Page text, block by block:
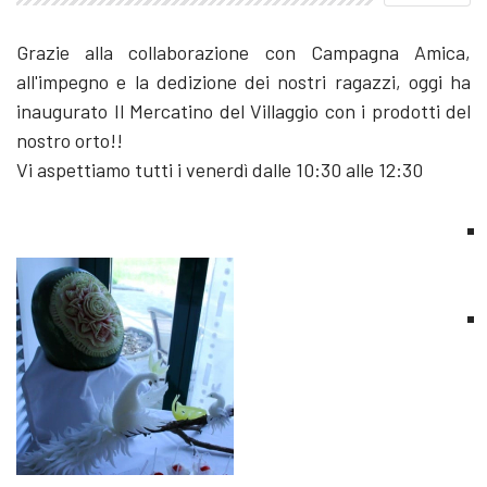
Grazie alla collaborazione con Campagna Amica,
all'impegno e la dedizione dei nostri ragazzi, oggi ha
inaugurato Il Mercatino del Villaggio con i prodotti del
nostro orto!!
Vi aspettiamo tutti i venerdì dalle 10:30 alle 12:30